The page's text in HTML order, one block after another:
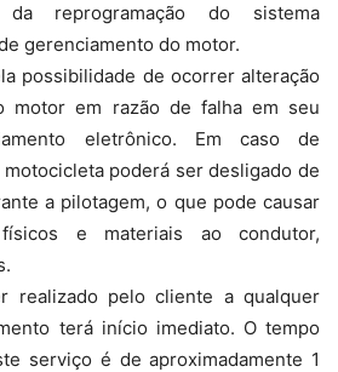
da reprogramação do sistema
gerenciamento do motor.
possibilidade de ocorrer alteração
motor em razão de falha em seu
eletrônico. Em caso de
poderá ser desligado de
a pilotagem, o que pode causar
e materiais ao condutor,
realizado pelo cliente a qualquer
terá início imediato. O tempo
serviço é de aproximadamente 1